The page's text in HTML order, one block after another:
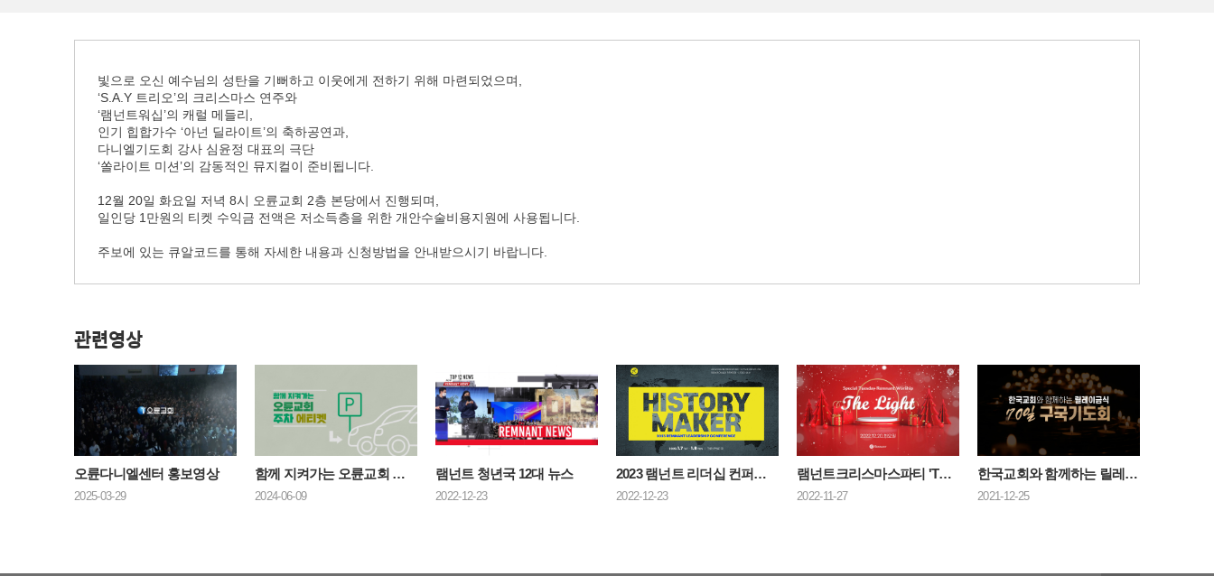
빛으로 오신 예수님의 성탄을 기뻐하고 이웃에게 전하기 위해 마련되었으며,
‘S.A.Y 트리오’의 크리스마스 연주와
‘램넌트워십’의 캐럴 메들리,
인기 힙합가수 ‘아넌 딜라이트’의 축하공연과,
다니엘기도회 강사 심윤정 대표의 극단
‘쏠라이트 미션’의 감동적인 뮤지컬이 준비됩니다.
12월 20일 화요일 저녁 8시 오륜교회 2층 본당에서 진행되며,
일인당 1만원의 티켓 수익금 전액은 저소득층을 위한 개안수술비용지원에 사용됩니다.
주보에 있는 큐알코드를 통해 자세한 내용과 신청방법을 안내받으시기 바랍니다.
관련영상
오륜다니엘센터 홍보영상
2025-03-29
함께 지켜가는 오륜교회 주차 에티켓
2024-06-09
램넌트 청년국 12대 뉴스
2022-12-23
2023 램넌트 리더십 컨퍼런스 홍보영상
2022-12-23
램넌트크리스마스파티 'The Light'
2022-11-27
한국교회와 함께하는 릴레이금식 70일 구국기도회
2021-12-25